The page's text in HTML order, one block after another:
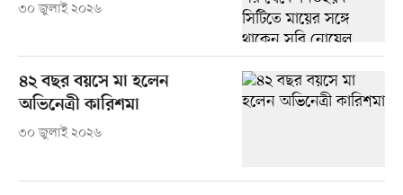
৩০ জুলাই ২০২৬
৪২ বছর বয়সে মা হলেন
অভিনেত্রী কারিশমা
৩০ জুলাই ২০২৬